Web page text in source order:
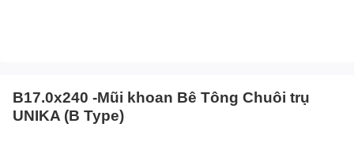
B17.0x240 -Mũi khoan Bê Tông Chuôi trụ
UNIKA (B Type)